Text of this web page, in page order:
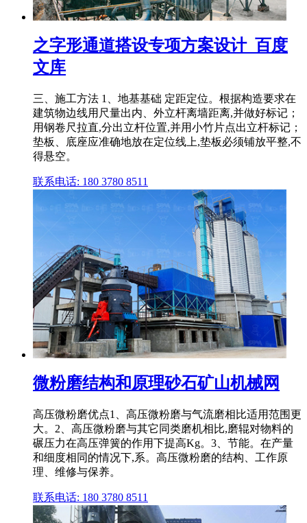
之字形通道搭设专项方案设计_百度
文库
三、施工方法 1、地基基础 定距定位。根据构造要求在
建筑物边线用尺量出内、外立杆离墙距离,并做好标记；
用钢卷尺拉直,分出立杆位置,并用小竹片点出立杆标记；
垫板、底座应准确地放在定位线上,垫板必须铺放平整,不
得悬空。
联系电话: 180 3780 8511
微粉磨结构和原理砂石矿山机械网
高压微粉磨优点1、高压微粉磨与气流磨相比适用范围更
大。2、高压微粉磨与其它同类磨机相比,磨辊对物料的
碾压力在高压弹簧的作用下提高Kg。3、节能。在产量
和细度相同的情况下,系。高压微粉磨的结构、工作原
理、维修与保养。
联系电话: 180 3780 8511